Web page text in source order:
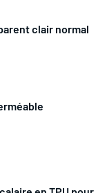
clair normal